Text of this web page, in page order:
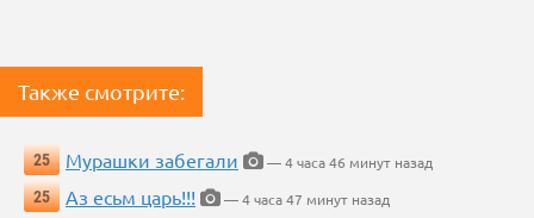
Также смотрите:
25 Мурашки забегали
— 4 часа 46 минут назад
25
Аз есьм царь!!!
— 4 часа 47 минут назад